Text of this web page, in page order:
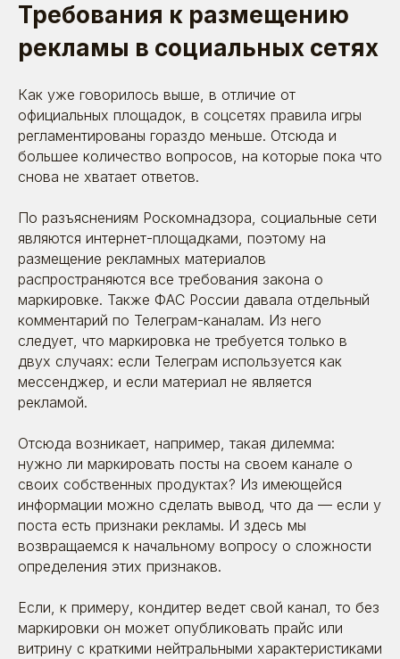
Требования к размещению
рекламы в социальных сетях
Как уже говорилось выше, в отличие от
официальных площадок, в соцсетях правила игры
регламентированы гораздо меньше. Отсюда и
большее количество вопросов, на которые пока что
снова не хватает ответов.
По разъяснениям Роскомнадзора, социальные сети
являются интернет-площадками, поэтому на
размещение рекламных материалов
распространяются все требования закона о
маркировке. Также ФАС России давала отдельный
комментарий по Телеграм-каналам. Из него
следует, что маркировка не требуется только в
двух случаях: если Телеграм используется как
мессенджер, и если материал не является
рекламой.
Отсюда возникает, например, такая дилемма:
нужно ли маркировать посты на своем канале о
своих собственных продуктах? Из имеющейся
информации можно сделать вывод, что да — если у
поста есть признаки рекламы. И здесь мы
возвращаемся к начальному вопросу о сложности
определения этих признаков.
Если, к примеру, кондитер ведет свой канал, то без
маркировки он может опубликовать прайс или
витрину с краткими нейтральными характеристиками
Рейтинги
и сертификаты
У нас молодой рынок — и отдельных рейтингов
для HR-маркетинга пока просто нет. Приходится
выходить в общий топ digital-агентств
Оставьте заявку. Позвоним, расскажем
о себе, выслушаем вас — и постараемся
быть полезными